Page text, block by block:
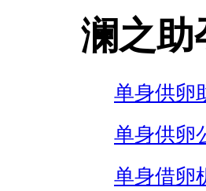
澜之助
单身供卵
单身供卵
单身借卵